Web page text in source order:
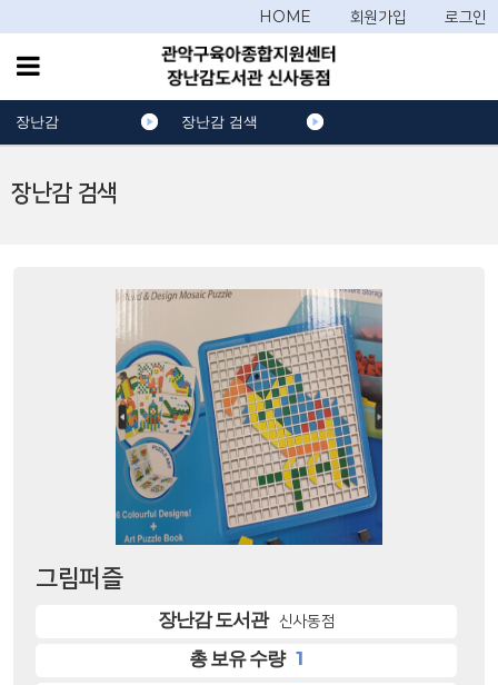
HOME 회원가입 로그인
장난감 검색
장난감 장난감 검색
그림퍼즐
장난감 도서관 신사동점
총 보유 수량 1